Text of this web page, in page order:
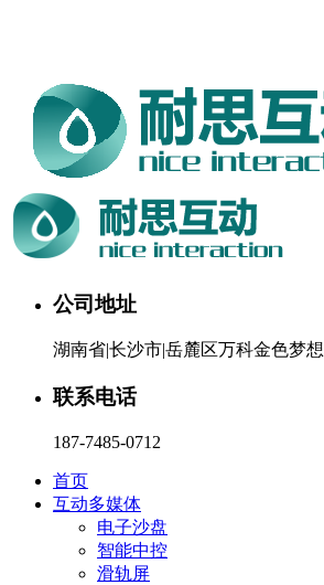
公司地址
湖南省|长沙市|岳麓区万科金色梦想
联系电话
187-7485-0712
首页
互动多媒体
电子沙盘
智能中控
滑轨屏